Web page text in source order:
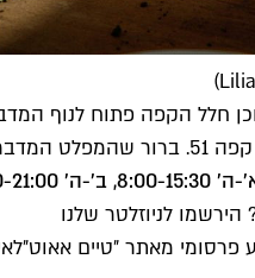
חלל הקפה פתוח לנוף
לנו לאן להתגעגע.
הירשמו לניוזלטר שלנו
פרסומי מאתר ״טיים אאוט״